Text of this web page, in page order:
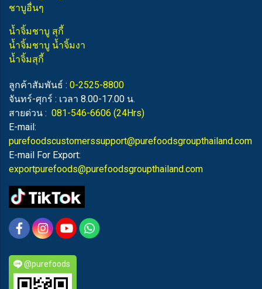
ชาบูอื่นๆ
น้ำจิ้มชาบู สุกี้
น้ำจิ้มชาบู น้ำจิ้มงา
น้ำจิ้มสุกี้
ลูกค้าสัมพันธ์ : 0-2525-8800
จันทร์-ศุกร์ : เวลา 8.00-17.00 น.
สายด่วน : 081-546-6606 (24Hrs)
E-mail:
purefoodscustomerssupport@purefoodsgroupthailand.com
E-mail For Export:
exportpurefoods@purefoodsgroupthailand.com
@purefoods